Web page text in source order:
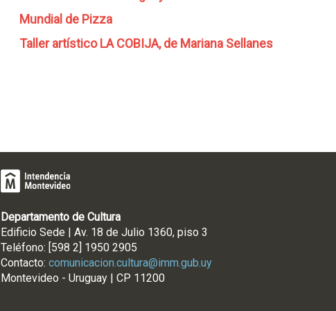
Mundial de Pizza
Taller artístico LA COBIJA, de Mariana Sellanes
Departamento de Cultura
Edificio Sede | Av. 18 de Julio 1360, piso 3
Teléfono: [598 2] 1950 2905
Contacto: comunicacion.cultura@imm.gub.uy
Montevideo - Uruguay | CP 11200